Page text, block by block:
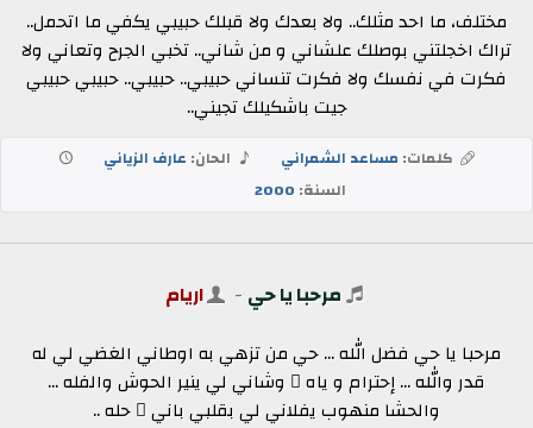
مختلف، ما احد مثلك.. ولا بعدك ولا قبلك حبيبي يكفي ما اتحمل..
تراك اخجلتني بوصلك علشاني و من شاني.. تخبي الجرح وتعاني ولا
فكرت في نفسك ولا فكرت تنساني حبيبي.. حبيبي.. حبيبي حبيبي
جيت باشكيلك تجيني..
كلمات: مساعد الشمراني الحان: عارف الزياني
السنة: 2000
مرحبا يا حي - اريام
مرحبا يا حي فضل الله ... حي من تزهي به اوطاني الغضي لي له
قدر والله ... إحترام و ياه ٍ وشاني لي ينير الحوش والفله ...
والحشا منهوب يفلاني لي بقلبي باني ٍ حله ..